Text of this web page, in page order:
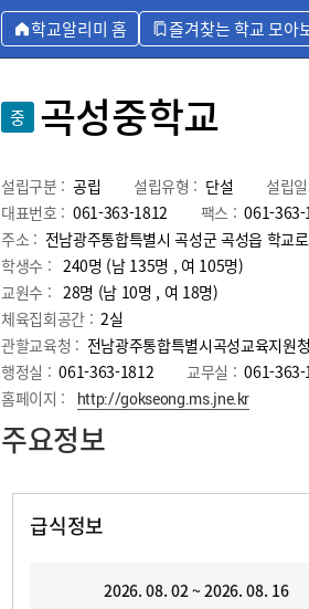
학교알리미 홈 즐겨찾는 학교 모아
중 곡성중학교
설립구분 : 공립 설립유형 : 단설 설립
대표번호 : 061-363-1812 팩스 : 061-363-
주소 : 전남광주통합특별시 곡성군 곡성읍 학교
학생수 : 240명 (남 135명 , 여 105명)
교원수 : 28명 (남 10명 , 여 18명)
체육집회공간 : 2실
관할교육청 : 전남광주통합특별시곡성교육지원청
행정실 : 061-363-1812 교무실 : 061-363-
홈페이지 :
http://gokseong.ms.jne.kr
주요정보
급식정보
2026. 08. 02 ~ 2026. 08. 16